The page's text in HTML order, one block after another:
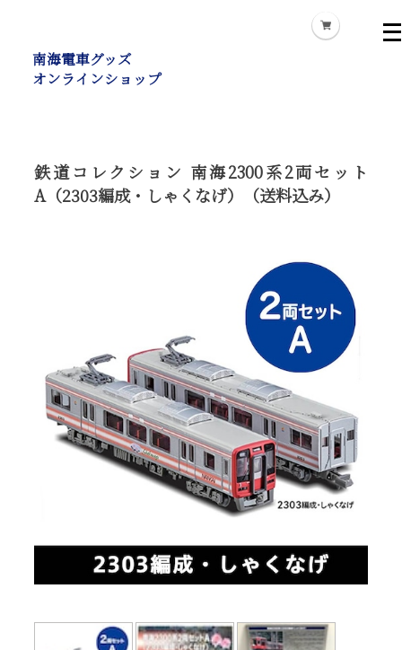
メ
ニ
南海電車グッズ
オンラインショップ
鉄道コレクション 南海2300系2両セット
A（2303編成・しゃくなげ）（送料込み）